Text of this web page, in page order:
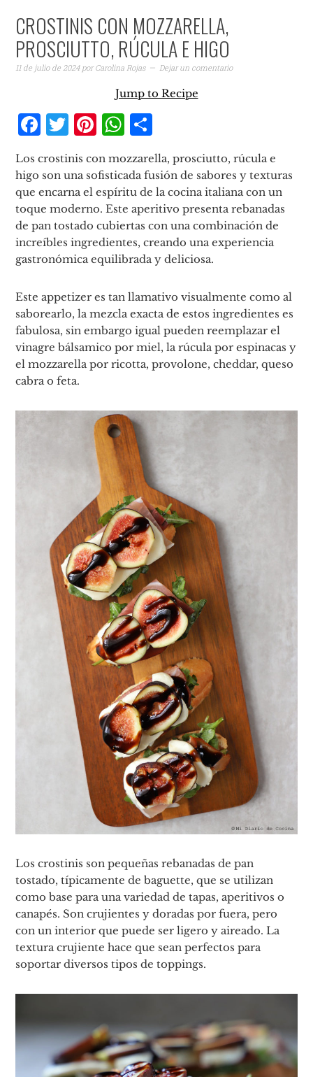
CROSTINIS CON MOZZARELLA,
PROSCIUTTO, RÚCULA E HIGO
11 de julio de 2024porCarolina Rojas Dejar un comentario
Jump to Recipe
Facebook
Twitter
Pinterest
WhatsApp
Los crostinis con mozzarella, prosciutto, rúcula e
higo son una sofisticada fusión de sabores y texturas
que encarna el espíritu de la cocina italiana con un
toque moderno. Este aperitivo presenta rebanadas
de pan tostado cubiertas con una combinación de
increíbles ingredientes, creando una experiencia
gastronómica equilibrada y deliciosa.
Este appetizer es tan llamativo visualmente como al
saborearlo, la mezcla exacta de estos ingredientes es
fabulosa, sin embargo igual pueden reemplazar el
vinagre bálsamico por miel, la rúcula por espinacas y
el mozzarella por ricotta, provolone, cheddar, queso
cabra o feta.
Los crostinis son pequeñas rebanadas de pan
tostado, típicamente de baguette, que se utilizan
como base para una variedad de tapas, aperitivos o
canapés. Son crujientes y doradas por fuera, pero
con un interior que puede ser ligero y aireado. La
textura crujiente hace que sean perfectos para
soportar diversos tipos de toppings.